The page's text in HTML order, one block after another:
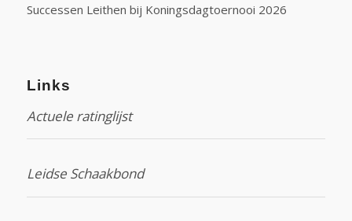
Successen Leithen bij Koningsdagtoernooi 2026
Links
Actuele ratinglijst
Leidse Schaakbond